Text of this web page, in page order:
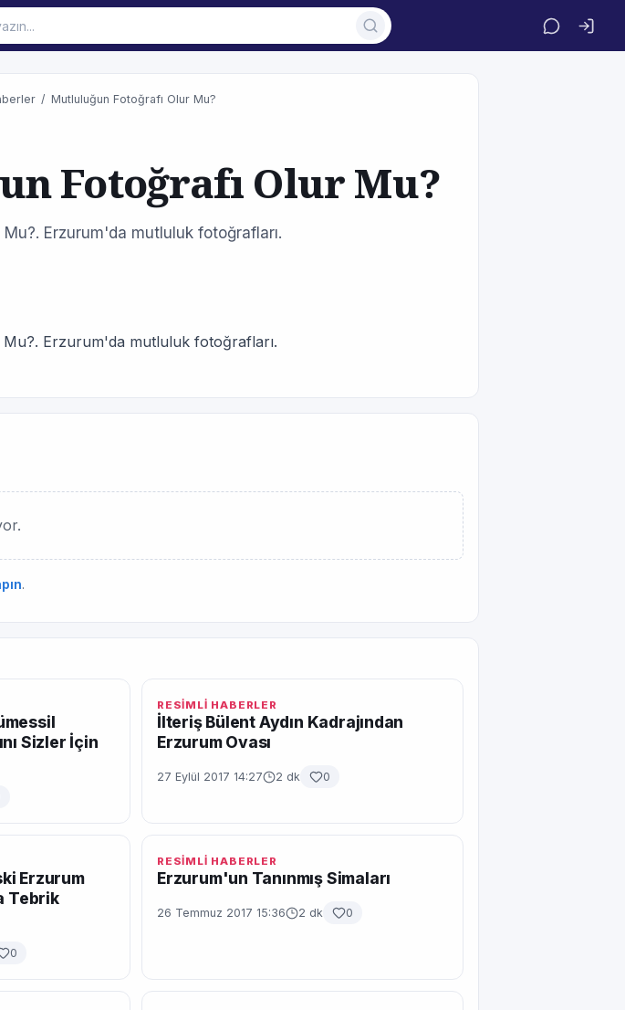
/ Mutluluğun Fotoğrafı Olur Mu?
Fotoğrafı Olur Mu?
Erzurum'da mutluluk fotoğrafları.
Erzurum'da mutluluk fotoğrafları.
.
Sizler İçin
RESİMLİ HABERLER
İlteriş Bülent Aydın Kadrajından
Erzurum Ovası
27 Eylül 2017 14:27 2 dk 0
Erzurum
Tebrik
0
RESİMLİ HABERLER
Erzurum'un Tanınmış Simaları
26 Temmuz 2017 15:36 2 dk 0